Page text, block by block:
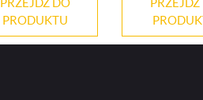
PRODUKTU